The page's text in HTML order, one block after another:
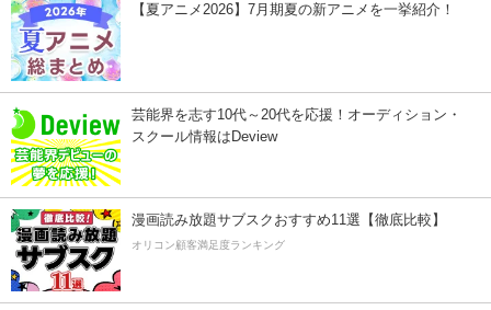
【夏アニメ2026】7月期夏の新アニメを一挙紹介！
芸能界を志す10代～20代を応援！オーディション・
スクール情報はDeview
漫画読み放題サブスクおすすめ11選【徹底比較】
オリコン顧客満足度ランキング